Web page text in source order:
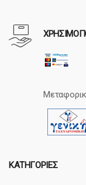
ΚΑΤΗΓΟΡΊΕΣ